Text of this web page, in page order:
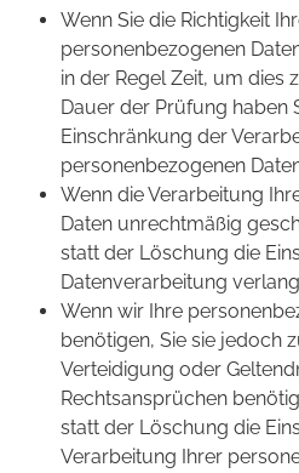
Wenn Sie die Richtigkeit
personenbezogenen
in der Regel Zeit, um dies
Dauer der Prüfung haben
Einschränkung der
personenbezogenen
Wenn die Verarbeitung
Daten unrechtmäßig
statt der Löschung die
Datenverarbeitung
Wenn wir Ihre
benötigen, Sie sie jedoch
Verteidigung oder
Rechtsansprüchen
statt der Löschung die
Verarbeitung Ihrer